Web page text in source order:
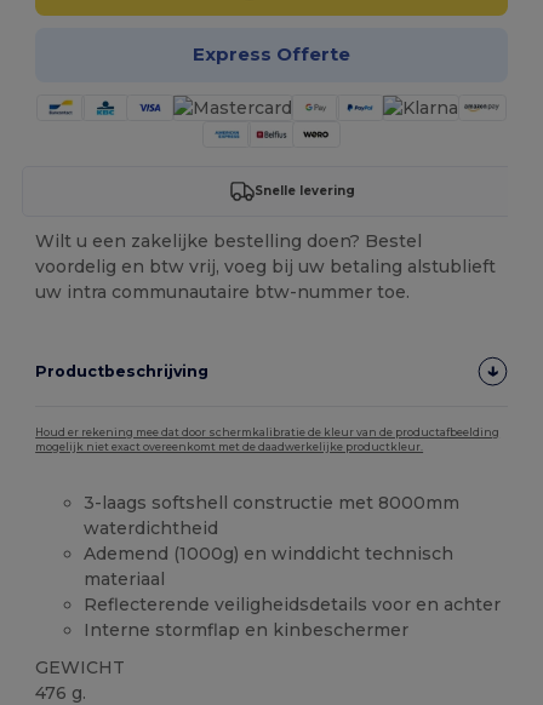
Express Offerte
Snelle levering
Wilt u een zakelijke bestelling doen? Bestel
voordelig en btw vrij, voeg bij uw betaling alstublieft
uw intra communautaire btw-nummer toe.
Productbeschrijving
Houd er rekening mee dat door schermkalibratie de kleur van de productafbeelding
mogelijk niet exact overeenkomt met de daadwerkelijke productkleur.
3-laags softshell constructie met 8000mm
waterdichtheid
Ademend (1000g) en winddicht technisch
materiaal
Reflecterende veiligheidsdetails voor en achter
Interne stormflap en kinbeschermer
GEWICHT
476 g.